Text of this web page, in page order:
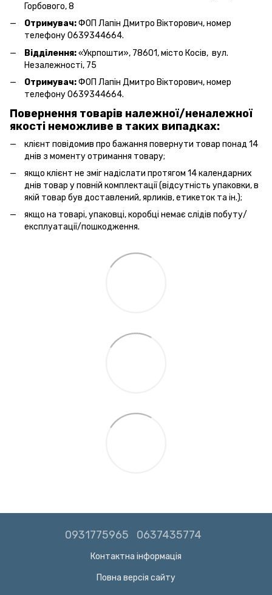
Горбового, 8
Отримувач:ФОП Лапін Дмитро Вікторович, номер
телефону 0639344664.
Відділення:«Укрпошти», 78601, місто Косів, вул.
Незалежності, 75
Отримувач:ФОП Лапін Дмитро Вікторович, номер
телефону 0639344664.
Повернення товарів належної/неналежної
якості неможливе в таких випадках:
клієнт повідомив про бажання повернути товар понад 14
днів з моменту отримання товару;
якщо клієнт не зміг надіслати протягом 14 календарних
днів товар у повній комплектації (відсутність упаковки, в
якій товар був доставлений, ярликів, етикеток та ін.);
якщо на товарі, упаковці, коробці немає слідів побуту/
експлуатації/пошкодження.
0931775965 0637435774
Контактна інформація
Повна версія сайту